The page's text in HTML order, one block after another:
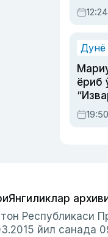
Дунё
ёриб
Янгиликлар
Республикаси
йил санада